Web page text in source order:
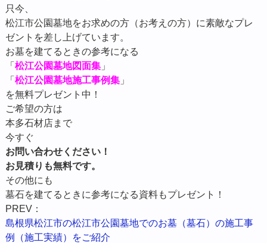
只今、
松江市公園墓地をお求めの方（お考えの方）に素敵なプレ
ゼントを差し上げています。
お墓を建てるときの参考になる
「 松江公園墓地図面集」
「 松江公園墓地施工事例集」
を無料プレゼント中！
ご希望の方は
本多石材店まで
今すぐ
お問い合わせください！
お見積りも無料です。
その他にも
墓石を建てるときに参考になる資料もプレゼント！
PREV：
島根県松江市の松江市公園墓地でのお墓（墓石）の施工事
例（施工実績）をご紹介